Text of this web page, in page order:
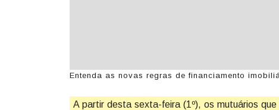
Entenda as novas regras de financiamento
A partir desta sexta-feira (1º), os mutuários